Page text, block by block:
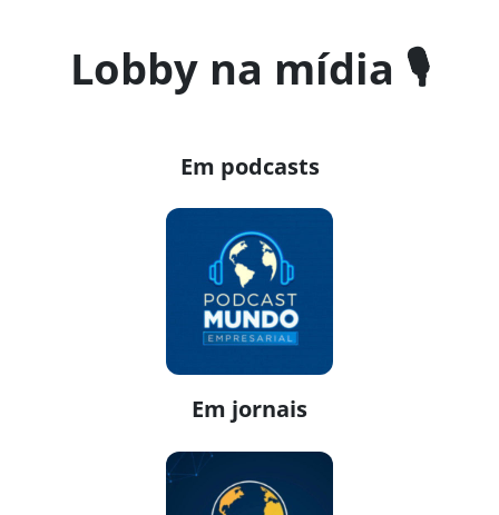
Lobby na mídia 🎙️
Em podcasts
Em jornais